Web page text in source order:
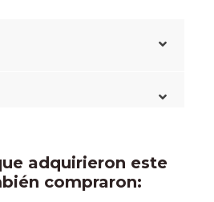
adquirieron este
compraron: